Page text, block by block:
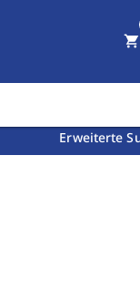
Erweiterte
shopping_cart